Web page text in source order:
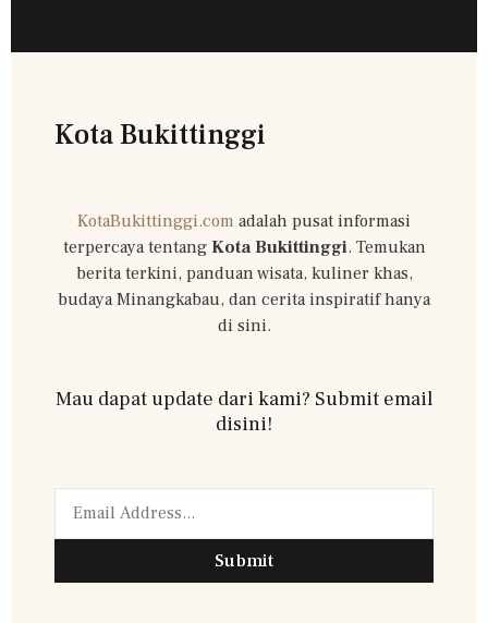
Kota Bukittinggi
KotaBukittinggi.com adalah pusat informasi
terpercaya tentang Kota Bukittinggi. Temukan
berita terkini, panduan wisata, kuliner khas,
budaya Minangkabau, dan cerita inspiratif hanya
di sini.
Mau dapat update dari kami? Submit email
disini!
Submit